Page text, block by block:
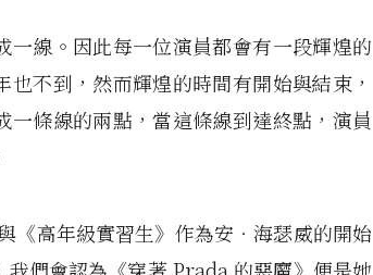
線。因此每一位演員都會有一段輝煌的
不到，然而輝煌的時間有開始與結束，
條線的兩點，當這條線到達終點，演員
《高年級實習生》作為安‧海瑟威的開始